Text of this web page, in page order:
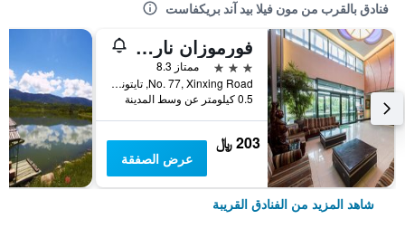
فنادق بالقرب من مون فيلا بيد آند بريكفاست
فورموزان ناروان جاردن هوتل
3 نجوم
ممتاز 8.3
No. 77, Xinxing Road, تايتونج, تايوان
0.5 كيلومتر عن وسط المدينة
203 ﷼
عرض الصفقة
شاهد المزيد من الفنادق القريبة